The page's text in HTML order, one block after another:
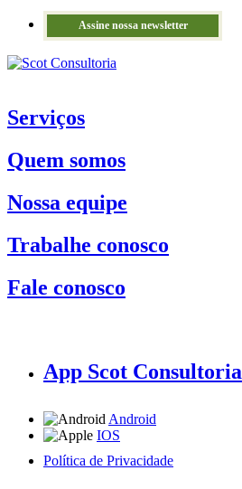
Assine nossa newsletter
Serviços
Quem somos
Nossa equipe
Trabalhe conosco
Fale conosco
App Scot Consultoria
Android
IOS
Política de Privacidade